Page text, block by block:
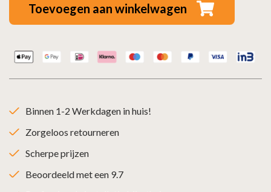
zwart
Toevoegen aan winkelwagen
Binnen 1-2 Werkdagen in huis!
Zorgeloos retourneren
Scherpe prijzen
Beoordeeld met een 9.7